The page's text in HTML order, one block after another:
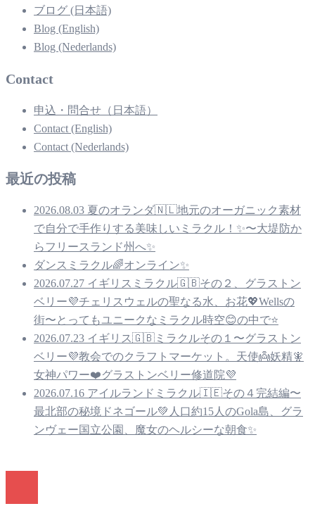
ブログ (日本語)
Blog (English)
Blog (Nederlands)
Contact
申込・問合せ（日本語）
Contact (English)
Contact (Nederlands)
最近の投稿
2026.08.03 夏のオランダ🇳🇱地元のオーガニック素材
で自分で手作りする美味しいミラクル！✨〜大堤防か
らフリースランド州へ✨
ダンスミラクル🌈オンライン✨
2026.07.27 イギリスミラクル🇬🇧その２、グラストン
ベリー💜チェリスウェルの聖なる水、お花💖Wellsの
街〜とってもユニークなミラクル時空😊の中で⭐️
2026.07.23 イギリス🇬🇧ミラクルその１〜グラストン
ベリー💜教会でのクラフトマーケット。天使👼妖精🧚
女神パワー❤️グラストンベリー修道院💜
2026.07.16 アイルランドミラクル🇮🇪その４完結編〜
最北部の秘境ドネゴール💚人口約15人のGola島、グラ
ンヴェー国立公園、魔女のヘルシーな朝食✨